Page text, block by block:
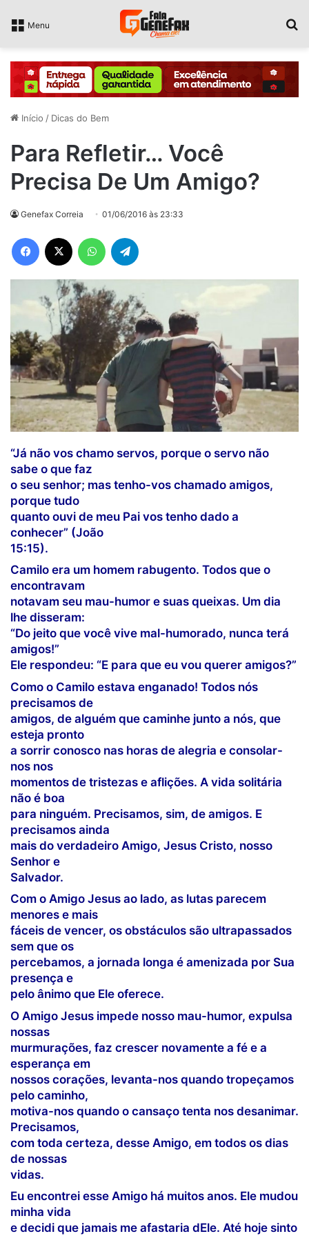
Menu
Início / Dicas do Bem
Para Refletir… Você
Precisa De Um Amigo?
Genefax Correia 01/06/2016 às 23:33
Facebook WhatsApp
“Já não vos chamo servos, porque o servo não
sabe o que faz
o seu senhor; mas tenho-vos chamado amigos,
porque tudo
quanto ouvi de meu Pai vos tenho dado a
conhecer” (João
15:15).
Camilo era um homem rabugento. Todos que o
encontravam
notavam seu mau-humor e suas queixas. Um dia
lhe disseram:
“Do jeito que você vive mal-humorado, nunca terá
amigos!”
Ele respondeu: “E para que eu vou querer amigos?”
Como o Camilo estava enganado! Todos nós
precisamos de
amigos, de alguém que caminhe junto a nós, que
esteja pronto
a sorrir conosco nas horas de alegria e consolar-
nos nos
momentos de tristezas e aflições. A vida solitária
não é boa
para ninguém. Precisamos, sim, de amigos. E
precisamos ainda
mais do verdadeiro Amigo, Jesus Cristo, nosso
Senhor e
Salvador.
Com o Amigo Jesus ao lado, as lutas parecem
menores e mais
fáceis de vencer, os obstáculos são ultrapassados
sem que os
percebamos, a jornada longa é amenizada por Sua
presença e
pelo ânimo que Ele oferece.
O Amigo Jesus impede nosso mau-humor, expulsa
nossas
murmurações, faz crescer novamente a fé e a
esperança em
nossos corações, levanta-nos quando tropeçamos
pelo caminho,
motiva-nos quando o cansaço tenta nos desanimar.
Precisamos,
com toda certeza, desse Amigo, em todos os dias
de nossas
vidas.
Eu encontrei esse Amigo há muitos anos. Ele mudou
minha vida
e decidi que jamais me afastaria dEle. Até hoje sinto